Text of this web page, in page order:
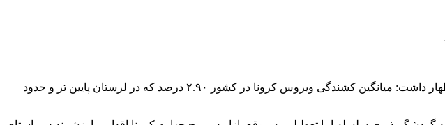
، علی فرهادی روز سه‌شنبه در آیین معارفه سرپرست جدید شبکه بهداشت و درمان اظهار داشت: میانگین کشندگی ویروس کرونا در کشور ۲.۹۰ درصد که در لرستان پایین تر و حدود